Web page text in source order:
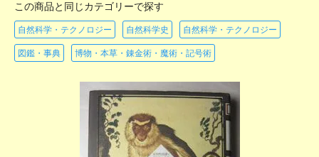
この商品と同じカテゴリーで探す
自然科学・テクノロジー 自然科学史 自然科学・テクノロジー
図鑑・事典 博物・本草・錬金術・魔術・記号術